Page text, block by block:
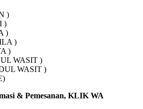
)
)
)
)
)
WASIT )
WASIT )
& Pemesanan, KLIK WA